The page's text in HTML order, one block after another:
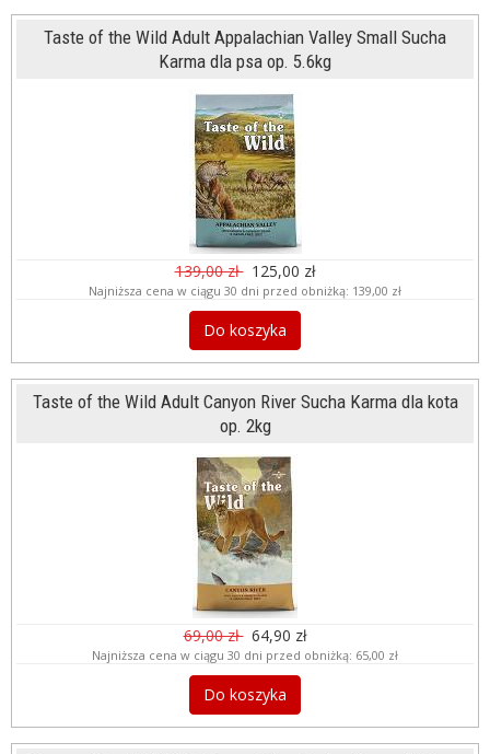
Taste of the Wild Adult Appalachian Valley Small Sucha
Karma dla psa op. 5.6kg
139,00 zł 125,00 zł
Najniższa cena w ciągu 30 dni przed obniżką: 139,00 zł
Do koszyka
Taste of the Wild Adult Canyon River Sucha Karma dla kota
op. 2kg
69,00 zł 64,90 zł
Najniższa cena w ciągu 30 dni przed obniżką: 65,00 zł
Do koszyka